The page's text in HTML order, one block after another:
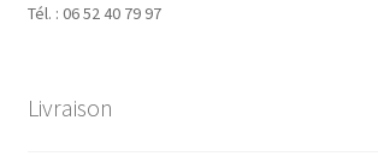
Tél. : 06 52 40 79 97
Livraison